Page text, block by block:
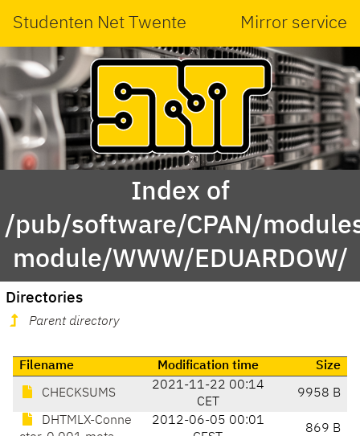
Studenten Net Twente Mirror service
Index of
/pub/software/CPAN/
module/WWW/EDUARDOW/
Directories
Parent directory
Filename Modification time Size
CHECKSUMS
2021-11-22 00:14
CET
9958 B
DHTMLX-Conne
2012-06-05 00:01
869 B